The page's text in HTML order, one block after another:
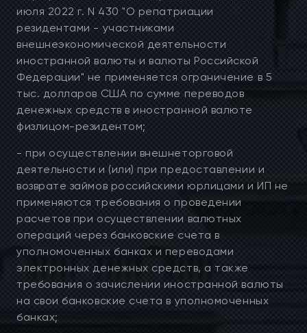
июля 2022 г. N 430 "О репатриации
резидентами - участниками
внешнеэкономической деятельности
иностранной валюты и валюты Российской
Федерации" не применяется ограничение в 5
тыс. долларов США по сумме переводов
денежных средств в иностранной валюте
физлицом-резидентом;
- при осуществлении внешнеторговой
деятельности и (или) при предоставлении и
возврате займов российскими юрлицами и ИП не
применяются требования о проведении
расчетов при осуществлении валютных
операций через банковские счета в
уполномоченных банках и переводами
электронных денежных средств, а также
требования о зачислении иностранной валюты
на свои банковские счета в уполномоченных
банках;